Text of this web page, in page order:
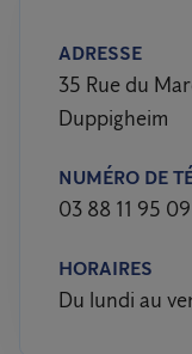
ADRESSE
35 Rue du
Duppigheim
NUMÉRO DE
03 88 11 95 09
HORAIRES
Du lundi au